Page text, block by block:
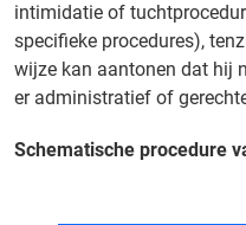
intimidatie of
specifieke procedures),
wijze kan aantonen dat hij
er administratief of
Schematische procedure